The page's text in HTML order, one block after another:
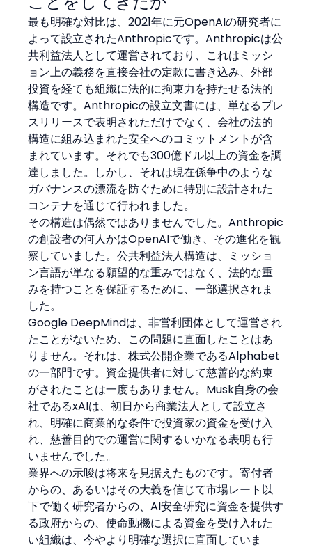
最も明確な対比は、2021年に元OpenAIの研究者に
よって設立されたAnthropicです。Anthropicは公
共利益法人として運営されており、これはミッシ
ョン上の義務を直接会社の定款に書き込み、外部
投資を経ても組織に法的に拘束力を持たせる法的
構造です。Anthropicの設立文書には、単なるプレ
スリリースで表明されただけでなく、会社の法的
構造に組み込まれた安全へのコミットメントが含
まれています。それでも300億ドル以上の資金を調
達しました。しかし、それは現在係争中のような
ガバナンスの漂流を防ぐために特別に設計された
コンテナを通じて行われました。
その構造は偶然ではありませんでした。Anthropic
の創設者の何人かはOpenAIで働き、その進化を観
察していました。公共利益法人構造は、ミッショ
ン言語が単なる願望的な重みではなく、法的な重
みを持つことを保証するために、一部選択されま
した。
Google DeepMindは、非営利団体として運営され
たことがないため、この問題に直面したことはあ
りません。それは、株式公開企業であるAlphabet
の一部門です。資金提供者に対して慈善的な約束
がされたことは一度もありません。Musk自身の会
社であるxAIは、初日から商業法人として設立さ
れ、明確に商業的な条件で投資家の資金を受け入
れ、慈善目的での運営に関するいかなる表明も行
いませんでした。
業界への示唆は将来を見据えたものです。寄付者
からの、あるいはその大義を信じて市場レート以
下で働く研究者からの、AI安全研究に資金を提供す
る政府からの、使命動機による資金を受け入れた
い組織は、今やより明確な選択に直面していま